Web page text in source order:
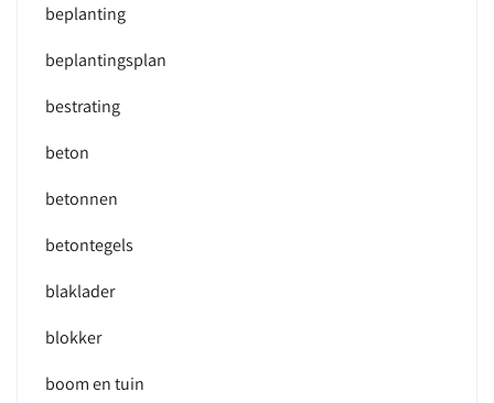
beplanting
beplantingsplan
bestrating
beton
betonnen
betontegels
blaklader
blokker
boom en tuin